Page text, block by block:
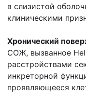
в слизистой
клиническими
Хронический
СОЖ, вызванное
расстройствами
инкреторной
проявляющееся